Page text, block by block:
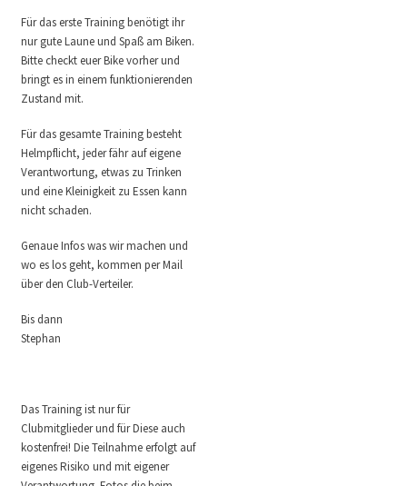
Für das erste Training benötigt ihr
nur gute Laune und Spaß am Biken.
Bitte checkt euer Bike vorher und
bringt es in einem funktionierenden
Zustand mit.
Für das gesamte Training besteht
Helmpflicht, jeder fähr auf eigene
Verantwortung, etwas zu Trinken
und eine Kleinigkeit zu Essen kann
nicht schaden.
Genaue Infos was wir machen und
wo es los geht, kommen per Mail
über den Club-Verteiler.
Bis dann
Stephan
Das Training ist nur für
Clubmitglieder und für Diese auch
kostenfrei! Die Teilnahme erfolgt auf
eigenes Risiko und mit eigener